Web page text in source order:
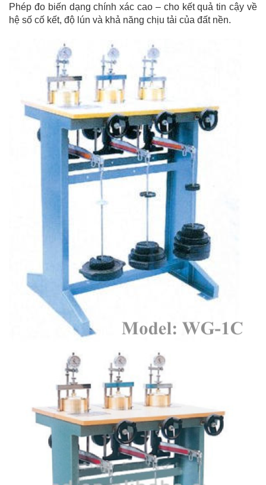
CHỐT ĐO CO NGÓT XI MĂNG BẰNG ĐỒNG
Phép đo biến dạng chính xác cao – cho kết quả tin cậy về
hệ số cố kết, độ lún và khả năng chịu tải của đất nền.